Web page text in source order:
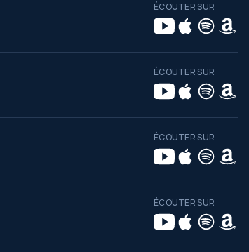
ÉCOUTER SUR
ÉCOUTER SUR
ÉCOUTER SUR
ÉCOUTER SUR